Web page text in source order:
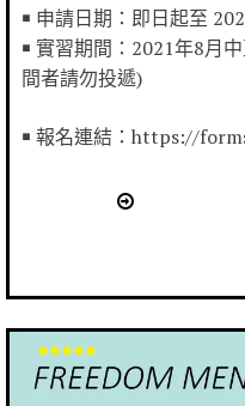
￭ 申請日期：即日起至
￭ 實習期間：2021年8月
間者請勿投遞)
￭ 報名連結：https://